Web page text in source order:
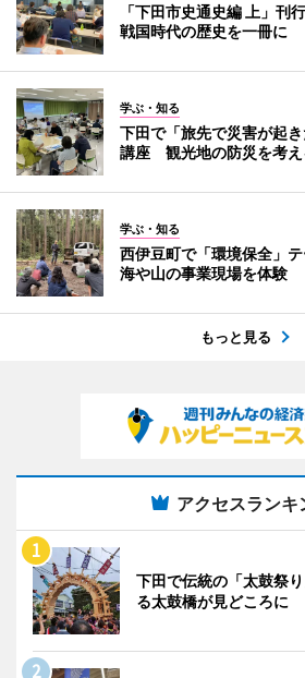
「下田市史通史編 上」
戦国時代の歴史を一冊に
学ぶ・知る
下田で「旅先で災害が起
講座 観光地の防災を考え
学ぶ・知る
西伊豆町で「環境保全」
海や山の事業現場を体験
もっと見る
アクセスランキ
下田で伝統の「太鼓祭
る太鼓橋が見どころに